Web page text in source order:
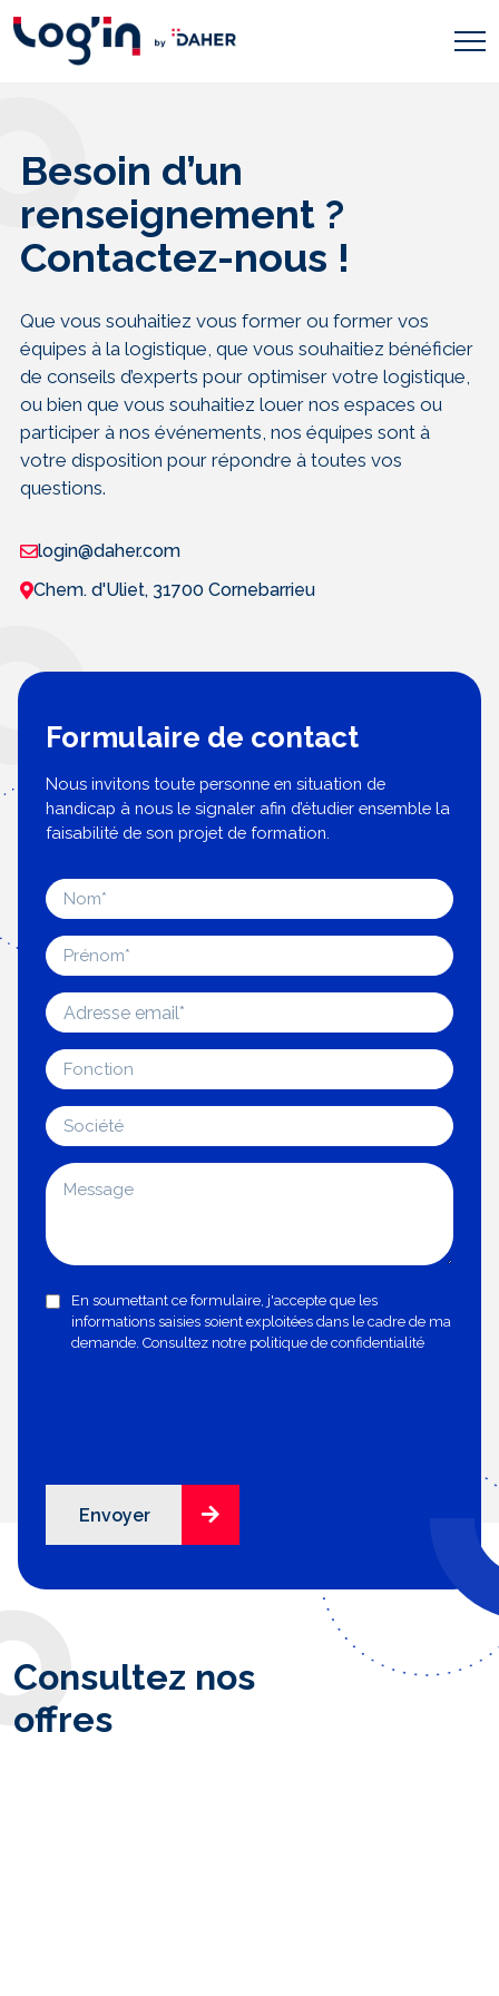
Besoin d’un
renseignement ?
Contactez-nous !
Que vous souhaitiez vous former ou former vos
équipes à la logistique, que vous souhaitiez bénéficier
de conseils d’experts pour optimiser votre logistique,
ou bien que vous souhaitiez louer nos espaces ou
participer à nos événements, nos équipes sont à
votre disposition pour répondre à toutes vos
questions.
login@daher.com
Chem. d'Uliet, 31700 Cornebarrieu
Formulaire de contact
Nous invitons toute personne en situation de
handicap à nous le signaler afin d’étudier ensemble la
faisabilité de son projet de formation.
En soumettant ce formulaire, j'accepte que les
informations saisies soient exploitées dans le cadre de ma
demande. Consultez notre politique de confidentialité
Consultez nos
offres